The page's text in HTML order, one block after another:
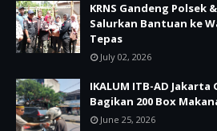
KRNS Gandeng Polsek
Salurkan Bantuan ke
Tepas
July 02, 2026
IKALUM ITB-AD
Bagikan 200 Box
June 25, 2026